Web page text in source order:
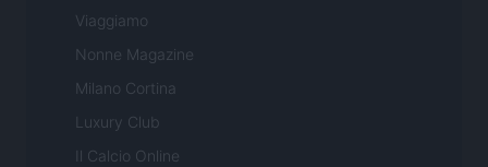
Viaggiamo
Nonne Magazine
Milano Cortina
Luxury Club
Il Calcio Online